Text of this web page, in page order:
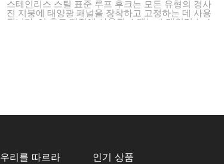
스테인리스 스틸 표준 루프 후크는 모든 유형의 경사
진 지붕에 태양광 패널을 장착하고 고정하는 데 사용
우리를 따르라 인기 상품